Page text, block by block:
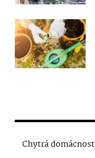
Chytrá domácnost